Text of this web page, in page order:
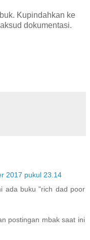
Kupindahkan ke
dokumentasi.
2017 pukul 23.14
ada buku "rich dad poor
postingan mbak saat ini